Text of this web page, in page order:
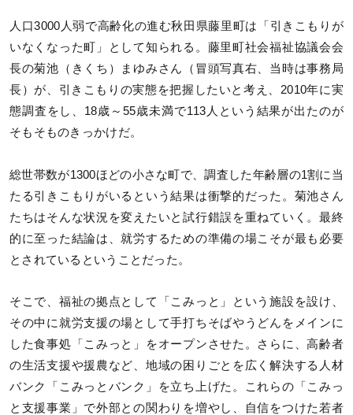
人口3000人弱で高齢化の進む秋田県藤里町は「引きこもりが
いなくなった町」として知られる。藤里町社会福祉協議会会
長の菊池（きくち）まゆみさん（冒頭写真右、当時は事務局
長）が、引きこもりの実態を把握したいと考え、2010年に実
態調査をし、18歳～55歳未満で113人という結果が出たのが
そもそものきっかけだ。
総世帯数が1300ほどの小さな町で、調査した年齢層の1割に当
たる引きこもりがいるという結果は衝撃的だった。菊池さん
たちはそんな状況を変えたいと試行錯誤を重ねていく。最終
的に至った結論は、就労するための準備の場こそが最も必要
とされているということだった。
そこで、福祉の拠点として「こみっと」という施設を設け、
その中に就労支援の場として手打ちそばやうどんをメインに
した食事処「こみっと」をオープンさせた。さらに、高齢者
の生活支援や援農など、地域の困りごとを広く解決する人材
バンク「こみっとバンク」を立ち上げた。これらの「こみっ
と支援事業」で外部との関わりを増やし、自信をつけた若者